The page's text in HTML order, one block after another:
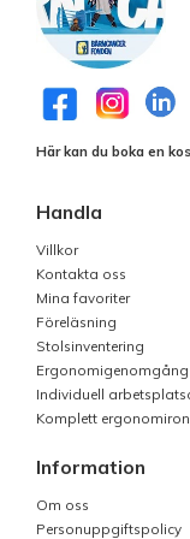
Här kan du boka en
Handla
Villkor
Kontakta oss
Mina favoriter
Föreläsning
Stolsinventering
Ergonomigenomgång
Individuell
Komplett
Information
Om oss
Personuppgiftspolicy